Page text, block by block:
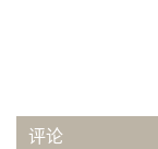
评论